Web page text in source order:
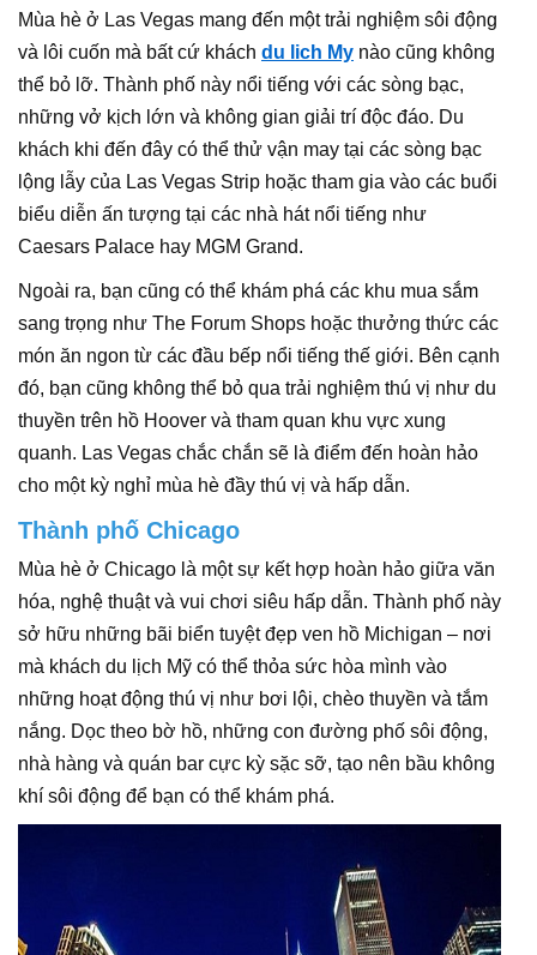
Mùa hè ở Las Vegas mang đến một trải nghiệm sôi động
và lôi cuốn mà bất cứ khách du lich My nào cũng không
thể bỏ lỡ. Thành phố này nổi tiếng với các sòng bạc,
những vở kịch lớn và không gian giải trí độc đáo. Du
khách khi đến đây có thể thử vận may tại các sòng bạc
lộng lẫy của Las Vegas Strip hoặc tham gia vào các buổi
biểu diễn ấn tượng tại các nhà hát nổi tiếng như
Caesars Palace hay MGM Grand.
Ngoài ra, bạn cũng có thể khám phá các khu mua sắm
sang trọng như The Forum Shops hoặc thưởng thức các
món ăn ngon từ các đầu bếp nổi tiếng thế giới. Bên cạnh
đó, bạn cũng không thể bỏ qua trải nghiệm thú vị như du
thuyền trên hồ Hoover và tham quan khu vực xung
quanh. Las Vegas chắc chắn sẽ là điểm đến hoàn hảo
cho một kỳ nghỉ mùa hè đầy thú vị và hấp dẫn.
Thành phố Chicago
Mùa hè ở Chicago là một sự kết hợp hoàn hảo giữa văn
hóa, nghệ thuật và vui chơi siêu hấp dẫn. Thành phố này
sở hữu những bãi biển tuyệt đẹp ven hồ Michigan – nơi
mà khách du lịch Mỹ có thể thỏa sức hòa mình vào
những hoạt động thú vị như bơi lội, chèo thuyền và tắm
nắng. Dọc theo bờ hồ, những con đường phố sôi động,
nhà hàng và quán bar cực kỳ sặc sỡ, tạo nên bầu không
khí sôi động để bạn có thể khám phá.